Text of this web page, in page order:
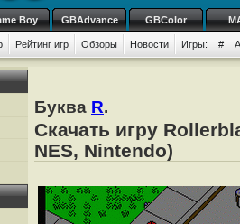
Boy GBAdvance GBColor
Рейтинг игр Обзоры Новости Игры: # A
Буква R.
Скачать игру
NES, Nintendo)